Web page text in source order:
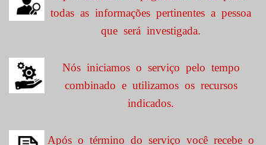
todas as informações pertinentes a pessoa
que será investigada.
Nós iniciamos o serviço pelo tempo
combinado e utilizamos os recursos
indicados.
Após o término do serviço você recebe o